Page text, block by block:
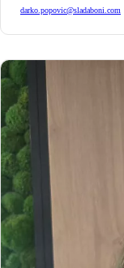
darko.popovic@sladaboni.com